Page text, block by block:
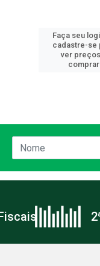
Faça seu
cadastre-se
ver
comprar